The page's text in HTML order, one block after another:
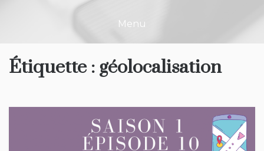
Menu
Étiquette : géolocalisation